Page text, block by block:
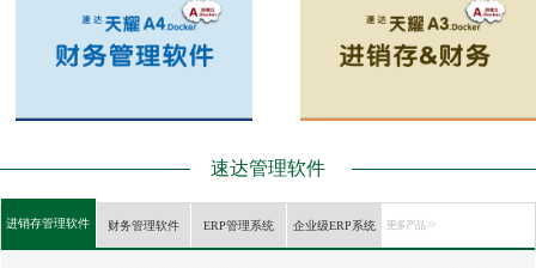
速达管理软件
进销存管理软件 财务管理软件 ERP管理系统 企业级ERP系统 更多产品 >>